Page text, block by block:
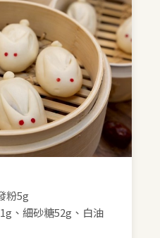
粉5g
、細砂糖52g、白油